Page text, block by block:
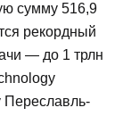
сумму 516,9
рекордный
— до 1 трлн
Переславль-